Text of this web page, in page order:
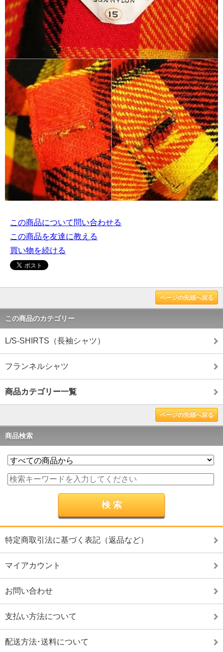
この商品について問い合わせる
この商品を友達に教える
買い物を続ける
ページの先頭へ戻る
この商品のカテゴリー
L/S-SHIRTS（長袖シャツ）
フランネルシャツ
商品カテゴリー一覧
ページの先頭へ戻る
商品検索
特定商取引法に基づく表記（返品など）
マイアカウント
お問い合わせ
支払い方法について
配送方法･送料について